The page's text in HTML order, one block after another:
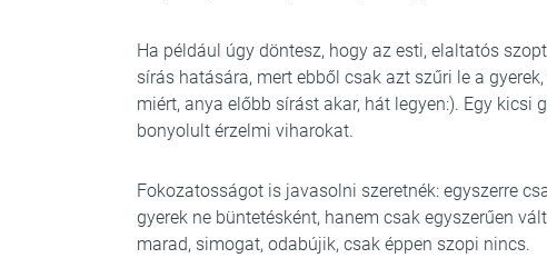
Ha például úgy döntesz, hogy az esti, elaltatós
sírás hatására, mert ebből csak azt szűri le a
miért, anya előbb sírást akar, hát legyen:). Egy kicsi
bonyolult érzelmi viharokat.
Fokozatosságot is javasolni szeretnék: egyszerre
gyerek ne büntetésként, hanem csak egyszerűen
marad, simogat, odabújik, csak éppen szopi nincs.